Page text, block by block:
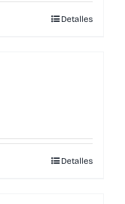
Detalles
Detalles